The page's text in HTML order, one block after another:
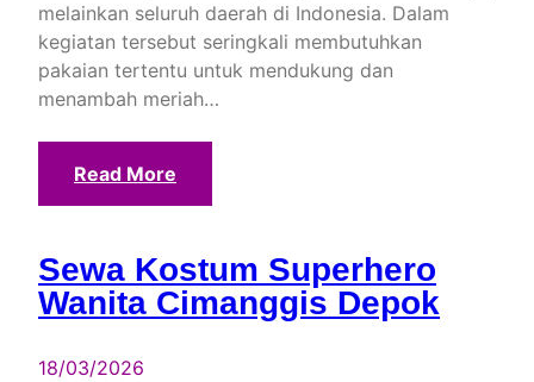
melainkan seluruh daerah di Indonesia. Dalam
kegiatan tersebut seringkali membutuhkan
pakaian tertentu untuk mendukung dan
menambah meriah…
Read More
Sewa Kostum Superhero
Wanita Cimanggis Depok
18/03/2026